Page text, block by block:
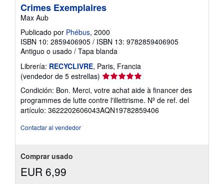
Crimes Exemplaires
Max Aub
Publicado por Phébus, 2000
ISBN 10: 2859406905 / ISBN 13: 9782859406905
Antiguo o usado / Tapa blanda
Librería: RECYCLIVRE, Paris, Francia
(vendedor de 5 estrellas) Calificación
vendedor:
5
de
Condición: Bon. Merci, votre achat aide à financer des
programmes de lutte contre l'illettrisme. Nº de ref. del
artículo: 3622202606043AQN19782859406
Contactar al vendedor
Comprar usado
EUR 6,99